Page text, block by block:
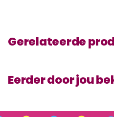
Gerelateerde
Eerder door jou